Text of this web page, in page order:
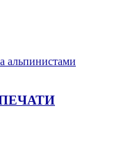
альпинистами